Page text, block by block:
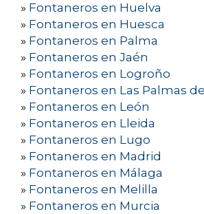
» Fontaneros en Huelva
» Fontaneros en Huesca
» Fontaneros en Palma
» Fontaneros en Jaén
» Fontaneros en Logroño
» Fontaneros en Las Palmas
» Fontaneros en León
» Fontaneros en Lleida
» Fontaneros en Lugo
» Fontaneros en Madrid
» Fontaneros en Málaga
» Fontaneros en Melilla
» Fontaneros en Murcia